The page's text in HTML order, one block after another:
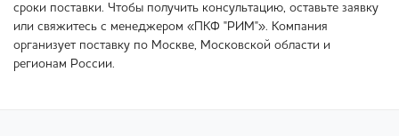
сроки поставки. Чтобы получить консультацию, оставьте заявку
или свяжитесь с менеджером «ПКФ "РИМ"». Компания
организует поставку по Москве, Московской области и
регионам России.